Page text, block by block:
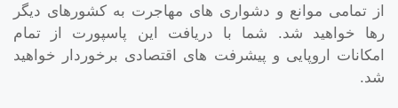
از تمامی موانع و دشواری های مهاجرت به کشورهای دیگر
رها خواهید شد. شما با دریافت این پاسپورت از تمام
امکانات اروپایی و پیشرفت های اقتصادی برخوردار خواهید
شد.